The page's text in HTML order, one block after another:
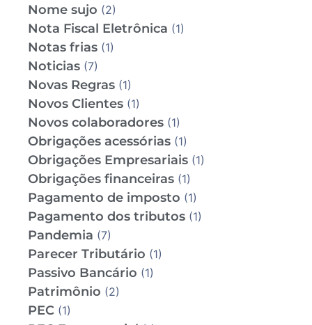
Nome sujo (2)
Nota Fiscal Eletrônica (1)
Notas frias (1)
Noticias (7)
Novas Regras (1)
Novos Clientes (1)
Novos colaboradores (1)
Obrigações acessórias (1)
Obrigações Empresariais (1)
Obrigações financeiras (1)
Pagamento de imposto (1)
Pagamento dos tributos (1)
Pandemia (7)
Parecer Tributário (1)
Passivo Bancário (1)
Patrimônio (2)
PEC (1)